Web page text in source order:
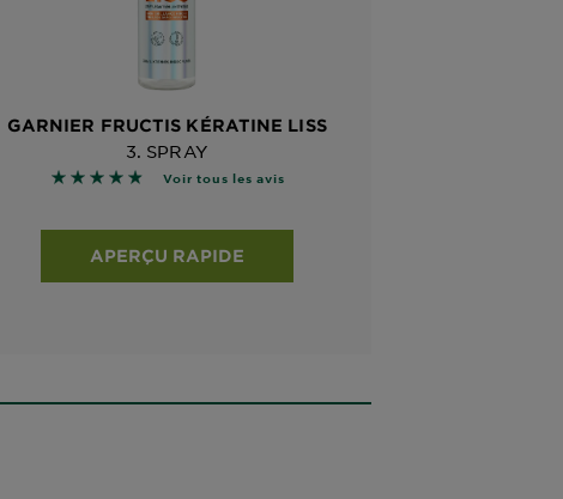
GARNIER FRUCTIS KÉRATINE LISS
3. SPRAY
4.7944 sur 5 étoiles basé sur les avis
Voir tous les avis
APERÇU RAPIDE